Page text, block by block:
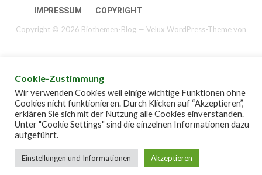
IMPRESSUM
COPYRIGHT
Copyright © 2026 Biothemen-Blog — Velux WordPress-Theme von
Cookie-Zustimmung
Wir verwenden Cookies weil einige wichtige Funktionen ohne
Cookies nicht funktionieren. Durch Klicken auf “Akzeptieren”,
erklären Sie sich mit der Nutzung alle Cookies einverstanden.
Unter "Cookie Settings" sind die einzelnen Informationen dazu
aufgeführt.
Einstellungen und Informationen Akzeptieren